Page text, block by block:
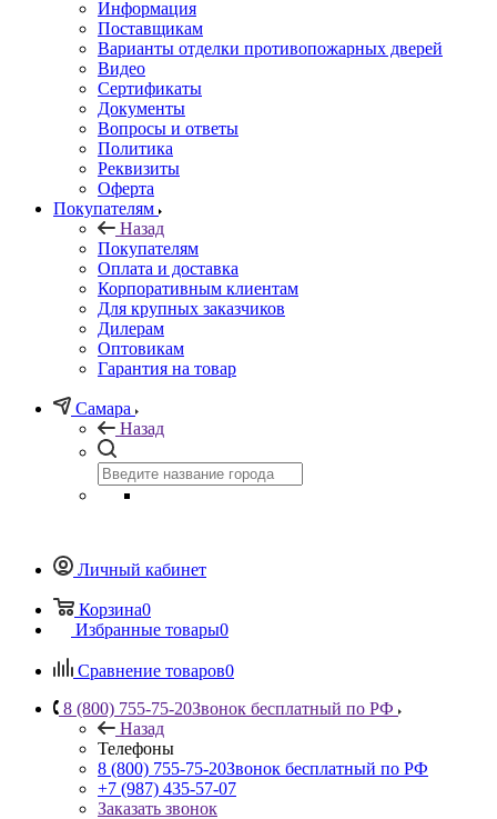
Информация
Поставщикам
Варианты отделки противопожарных дверей
Видео
Сертификаты
Документы
Вопросы и ответы
Политика
Реквизиты
Оферта
Покупателям
Назад
Покупателям
Оплата и доставка
Корпоративным клиентам
Для крупных заказчиков
Дилерам
Оптовикам
Гарантия на товар
Самара
Назад
Личный кабинет
Корзина0
Избранные товары0
Сравнение товаров0
8 (800) 755-75-20Звонок бесплатный по РФ
Назад
Телефоны
8 (800) 755-75-20Звонок бесплатный по РФ
+7 (987) 435-57-07
Заказать звонок